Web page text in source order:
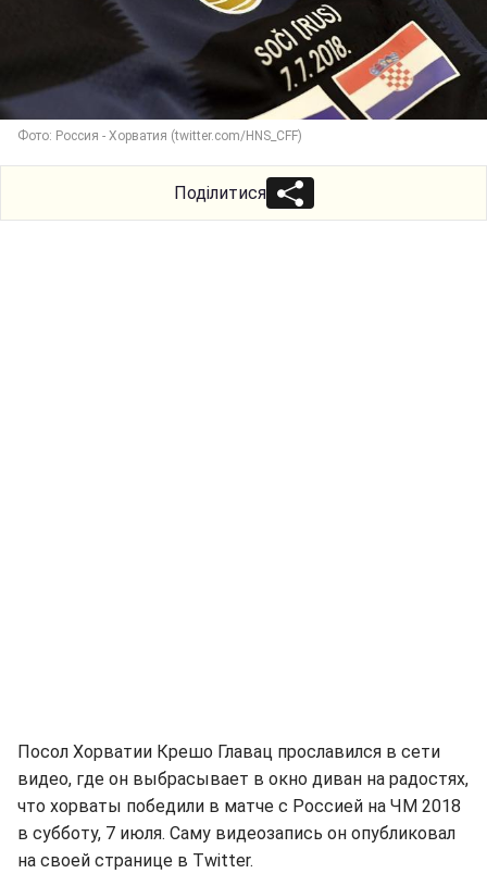
Фото: Россия - Хорватия (twitter.com/HNS_CFF)
Поділитися
Посол Хорватии Крешо Главац прославился в сети
видео, где он выбрасывает в окно диван на радостях,
что хорваты победили в матче с Россией на ЧМ 2018
в субботу, 7 июля. Саму видеозапись он опубликовал
на своей странице в Twitter.